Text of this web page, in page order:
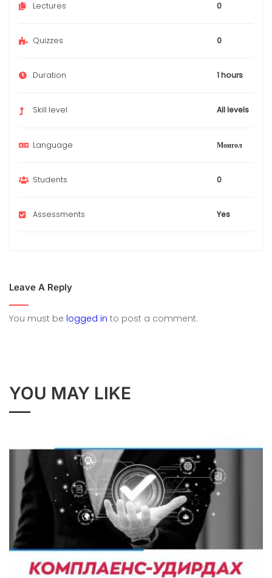
Lectures 0
Quizzes 0
Duration 1 hours
Skill level All levels
Language Монгол
Students 0
Assessments Yes
Leave A Reply
You must be logged in to post a comment.
YOU MAY LIKE